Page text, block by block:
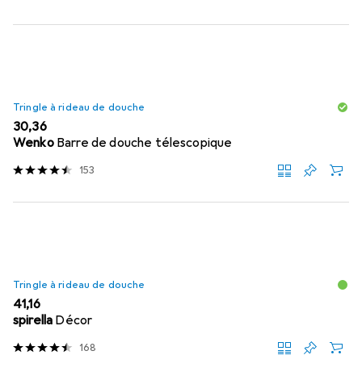
Tringle à rideau de douche
EUR
30,36
Wenko Barre de douche télescopique
153
Tringle à rideau de douche
EUR
41,16
spirella Décor
168